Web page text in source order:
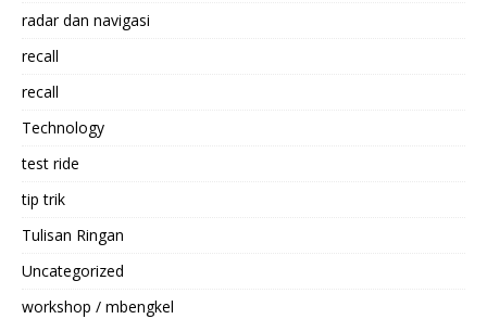
radar dan navigasi
recall
recall
Technology
test ride
tip trik
Tulisan Ringan
Uncategorized
workshop / mbengkel